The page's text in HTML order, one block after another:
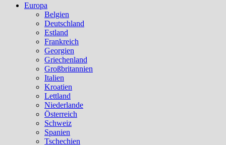
Europa
Belgien
Deutschland
Estland
Frankreich
Georgien
Griechenland
Großbritannien
Italien
Kroatien
Lettland
Niederlande
Österreich
Schweiz
Spanien
Tschechien